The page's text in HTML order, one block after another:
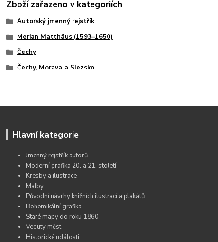
Zboží zařazeno v kategoriích
Autorský jmenný rejstřík
Merian Matthäus (1593–1650)
Čechy
Čechy, Morava a Slezsko
Hlavní kategorie
Jmenný rejstřík autorů
Moderní grafika 20. a 21. století
Kresby a ilustrace
Malby
Původní návrhy knižních ilustrací a plakátů
Bohemikální grafika
Staré mapy do roku 1860
Veduty měst
Historické události